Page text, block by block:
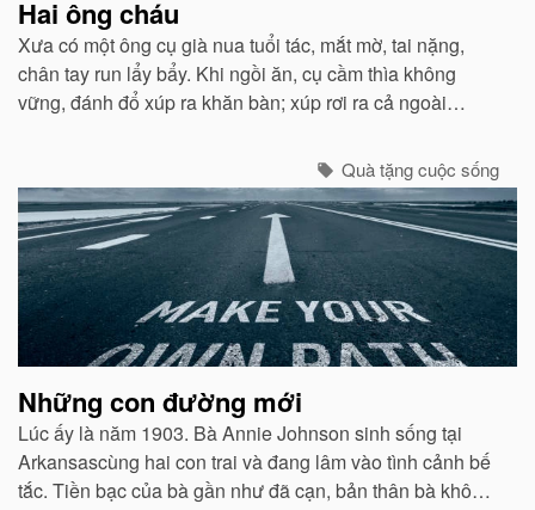
Hai ông cháu
Xưa có một ông cụ già nua tuổi tác, mắt mờ, tai nặng,
chân tay run lẩy bẩy. Khi ngồi ăn, cụ cầm thìa không
vững, đánh đổ xúp ra khăn bàn; xúp rơi ra cả ngoài
Quà tặng cuộc sống
Những con đường mới
Lúc ấy là năm 1903. Bà Annie Johnson sinh sống tại
Arkansascùng hai con trai và đang lâm vào tình cảnh bế
tắc. Tiền bạc của bà gần như đã cạn, bản thân bà không